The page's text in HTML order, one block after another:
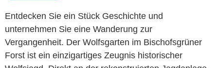
Entdecken Sie ein Stück Geschichte und
unternehmen Sie eine Wanderung zur
Vergangenheit. Der Wolfsgarten im Bischofsgrüner
Forst ist ein einzigartiges Zeugnis historischer